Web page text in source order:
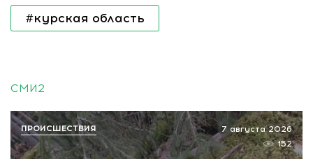
#курская область
СМИ2
7 августа 2026
152
ПРОИСШЕСТВИЯ